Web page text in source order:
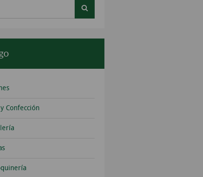
Confección